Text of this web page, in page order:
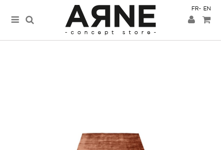
FR EN